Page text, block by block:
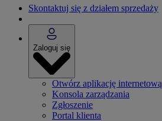
Skontaktuj się z działem sprzedaży
Zaloguj się
Otwórz aplikację internetową
Konsola zarządzania
Zgłoszenie
Portal klienta